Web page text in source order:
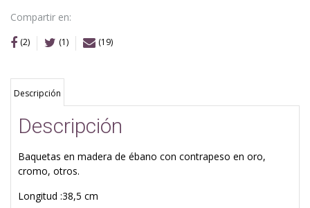
Compartir en:
(2) (1) (19)
Descripción
Descripción
Baquetas en madera de ébano con contrapeso en oro,
cromo, otros.
Longitud :38,5 cm